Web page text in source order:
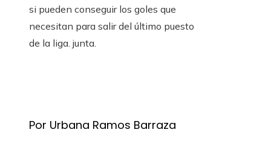
si pueden conseguir los goles que
necesitan para salir del último puesto
de la liga. junta.
Por Urbana Ramos Barraza